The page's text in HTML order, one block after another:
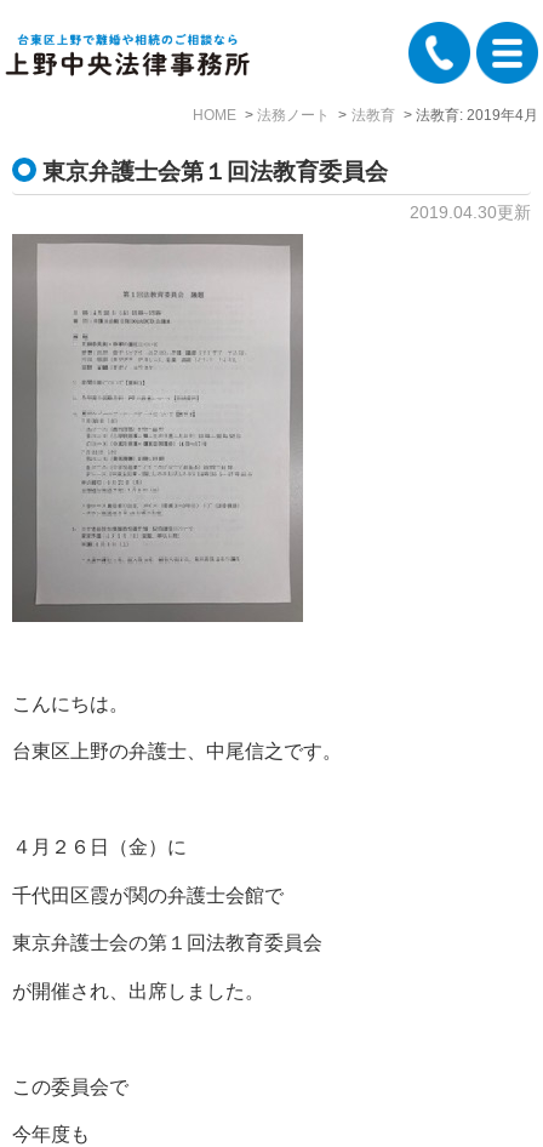
HOME 法務ノート 法教育 法教育: 2019年4月
東京弁護士会第１回法教育委員会
2019.04.30更新
こんにちは。
台東区上野の弁護士、中尾信之です。
４月２６日（金）に
千代田区霞が関の弁護士会館で
東京弁護士会の第１回法教育委員会
が開催され、出席しました。
この委員会で
今年度も